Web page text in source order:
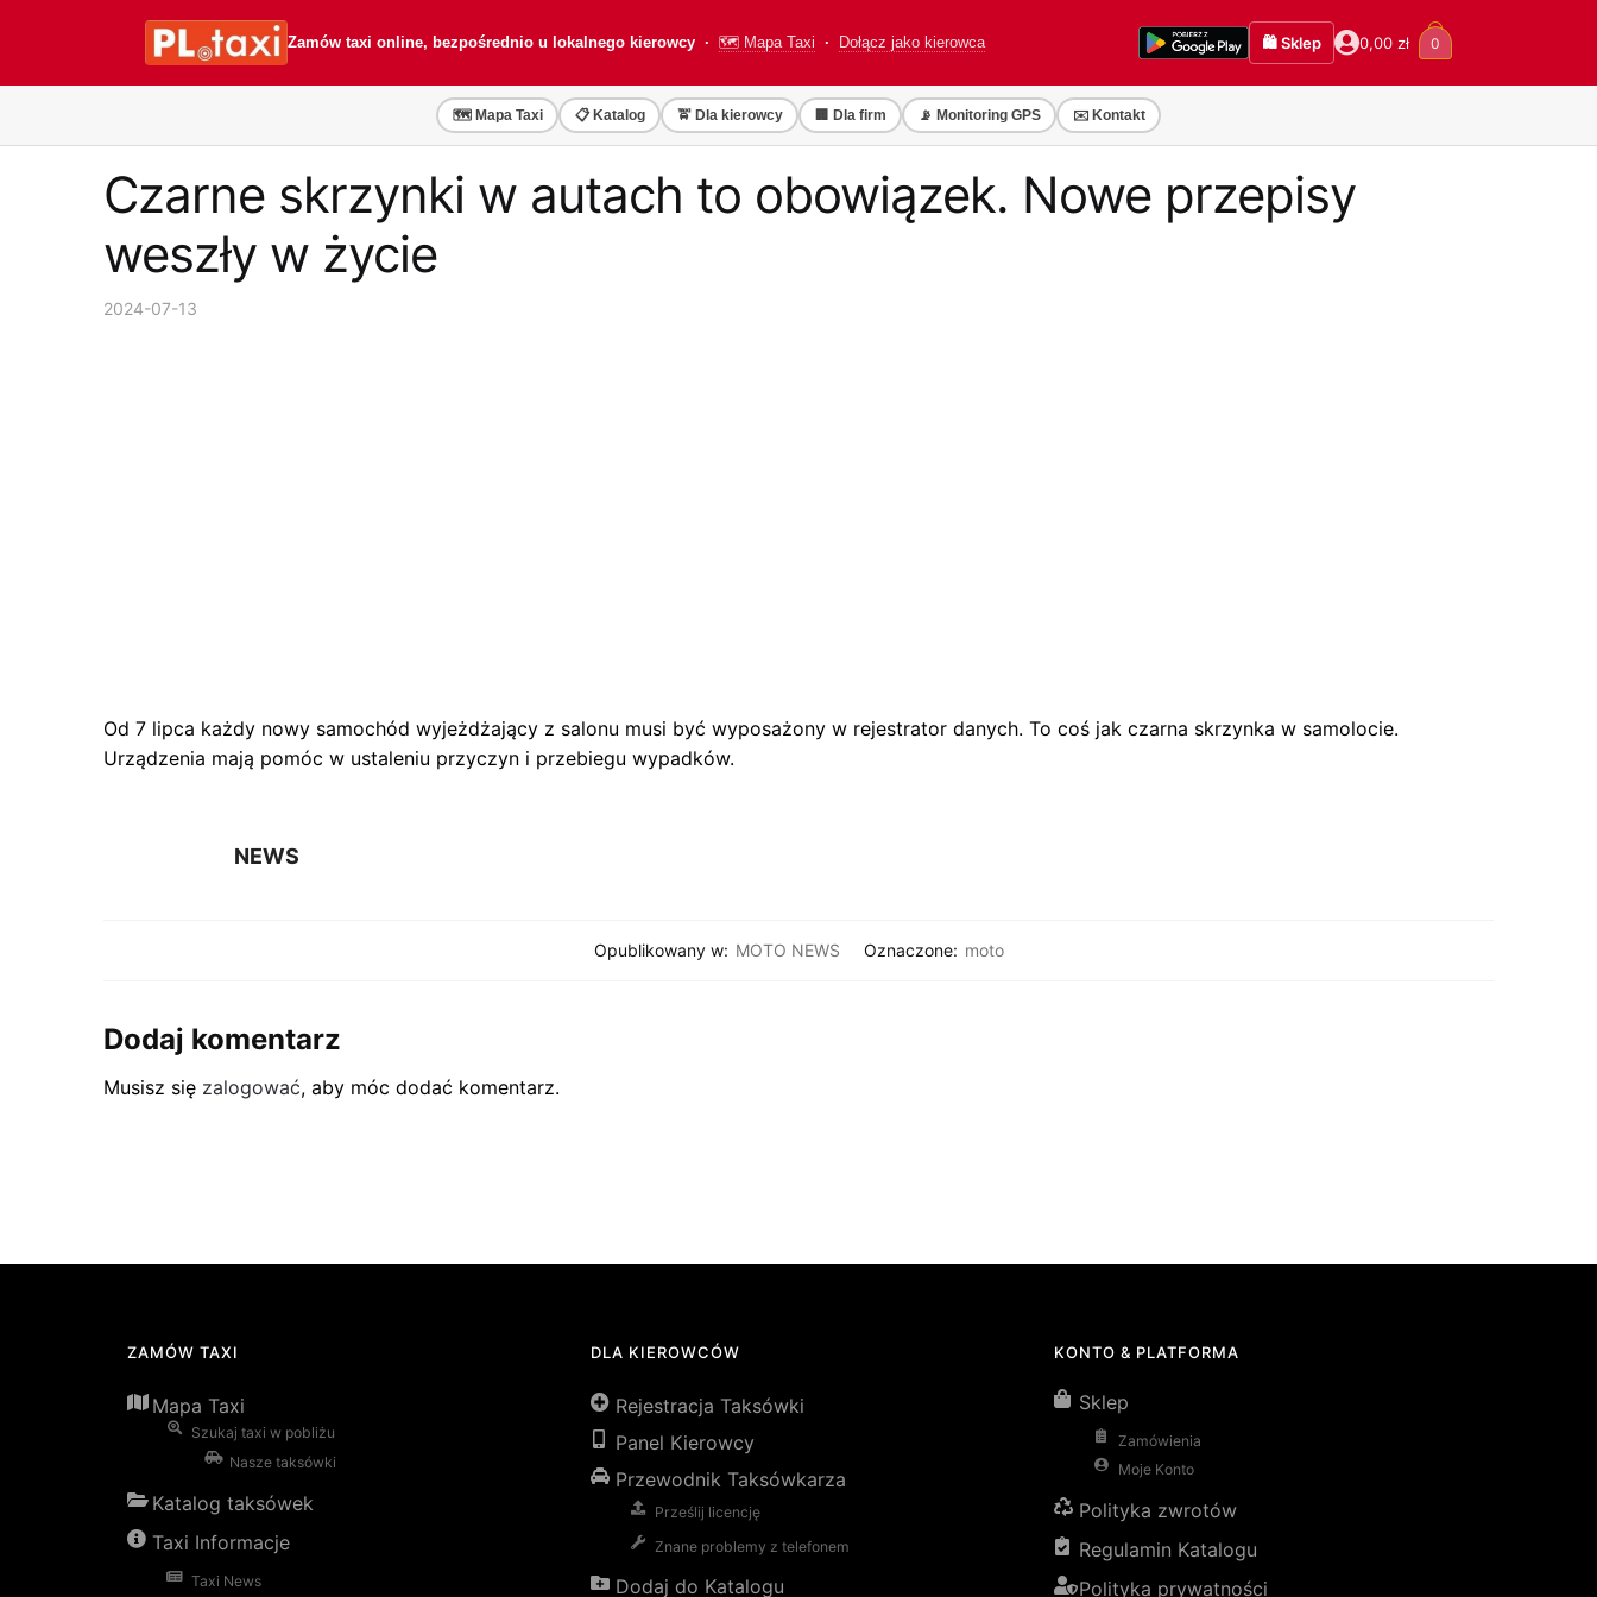
Zamów taxi online, bezpośrednio u lokalnego kierowcy · 🗺️ Mapa Taxi · Dołącz jako kierowca 🛍️ Sklep 0,00 zł 0
🗺️ Mapa Taxi 📋 Katalog 🚖 Dla kierowcy 🏢 Dla firm 📡 Monitoring GPS ✉️ Kontakt
Czarne skrzynki w autach to obowiązek. Nowe przepisy
weszły w życie
2024-07-13
Od 7 lipca każdy nowy samochód wyjeżdżający z salonu musi być wyposażony w rejestrator danych. To coś jak czarna skrzynka w samolocie.
Urządzenia mają pomóc w ustaleniu przyczyn i przebiegu wypadków.
NEWS
Opublikowany w: MOTO NEWS Oznaczone: moto
Dodaj komentarz
Musisz się zalogować, aby móc dodać komentarz.
ZAMÓW TAXI
Mapa Taxi
Szukaj taxi w pobliżu
Nasze taksówki
Katalog taksówek
Taxi Informacje
Taxi News
DLA KIEROWCÓW
Rejestracja Taksówki
Panel Kierowcy
Przewodnik Taksówkarza
Prześlij licencję
Znane problemy z telefonem
Dodaj do Katalogu
KONTO & PLATFORMA
Sklep
Zamówienia
Moje Konto
Polityka zwrotów
Regulamin Katalogu
Polityka prywatności